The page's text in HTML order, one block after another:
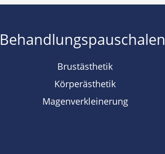
Behandlungspauschalen
Brustästhetik
Körperästhetik
Magenverkleinerung